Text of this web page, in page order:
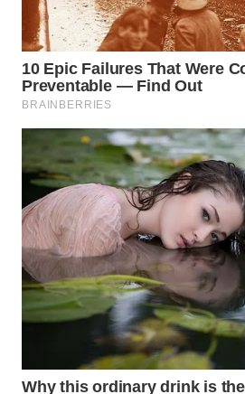
WN
NATUNA
WN
BINTAN
WN
MANDALIKA
WN
LIKUPANG
WN
LABUANBAJO
BORNEO